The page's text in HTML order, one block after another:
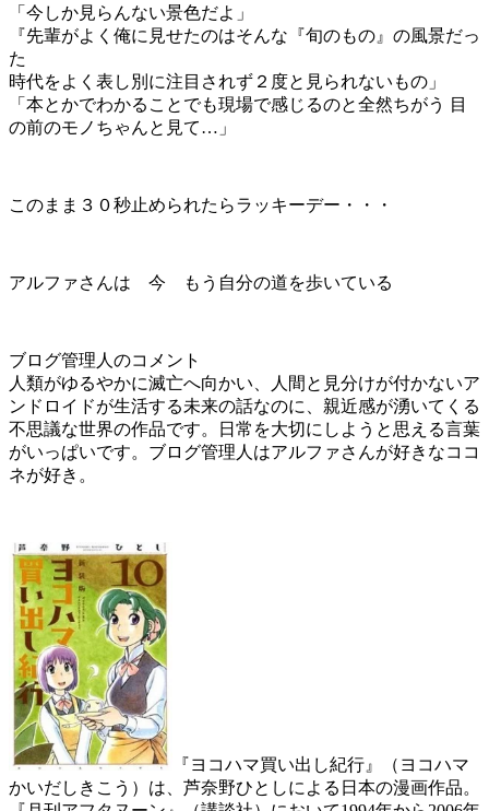
「今しか見らんない景色だよ」
『先輩がよく俺に見せたのはそんな『旬のもの』の風景だっ
た
時代をよく表し別に注目されず２度と見られないもの」
「本とかでわかることでも現場で感じるのと全然ちがう 目
の前のモノちゃんと見て…」
このまま３０秒止められたらラッキーデー・・・
アルファさんは 今 もう自分の道を歩いている
ブログ管理人のコメント
人類がゆるやかに滅亡へ向かい、人間と見分けが付かないア
ンドロイドが生活する未来の話なのに、親近感が湧いてくる
不思議な世界の作品です。日常を大切にしようと思える言葉
がいっぱいです。ブログ管理人はアルファさんが好きなココ
ネが好き。
『ヨコハマ買い出し紀行』（ヨコハマ
かいだしきこう）は、芦奈野ひとしによる日本の漫画作品。